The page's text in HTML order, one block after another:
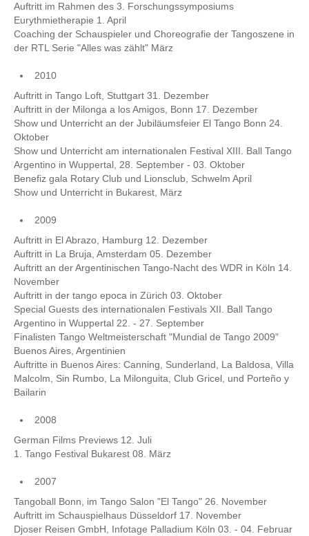
Auftritt im Rahmen des 3. Forschungssymposiums
Eurythmietherapie 1. April
Coaching der Schauspieler und Choreografie der Tangoszene in
der RTL Serie "Alles was zählt" März
2010
Auftritt in Tango Loft, Stuttgart 31. Dezember
Auftritt in der Milonga a los Amigos, Bonn 17. Dezember
Show und Unterricht an der Jubiläumsfeier El Tango Bonn 24.
Oktober
Show und Unterricht am internationalen Festival XIII. Ball Tango
Argentino in Wuppertal, 28. September - 03. Oktober
Benefiz gala Rotary Club und Lionsclub, Schwelm April
Show und Unterricht in Bukarest, März
2009
Auftritt in El Abrazo, Hamburg 12. Dezember
Auftritt in La Bruja, Amsterdam 05. Dezember
Auftritt an der Argentinischen Tango-Nacht des WDR in Köln 14.
November
Auftritt in der tango epoca in Zürich 03. Oktober
Special Guests des internationalen Festivals XII. Ball Tango
Argentino in Wuppertal 22. - 27. September
Finalisten Tango Weltmeisterschaft "Mundial de Tango 2009"
Buenos Aires, Argentinien
Auftritte in Buenos Aires: Canning, Sunderland, La Baldosa, Villa
Malcolm, Sin Rumbo, La Milonguita, Club Gricel, und Porteño y
Bailarin
2008
German Films Previews 12. Juli
1. Tango Festival Bukarest 08. März
2007
Tangoball Bonn, im Tango Salon "El Tango" 26. November
Auftritt im Schauspielhaus Düsseldorf 17. November
Djoser Reisen GmbH, Infotage Palladium Köln 03. - 04. Februar